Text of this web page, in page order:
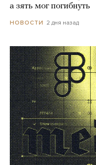
а зять мог погибнуть
НОВОСТИ 2 дня назад